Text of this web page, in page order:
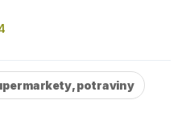
potraviny